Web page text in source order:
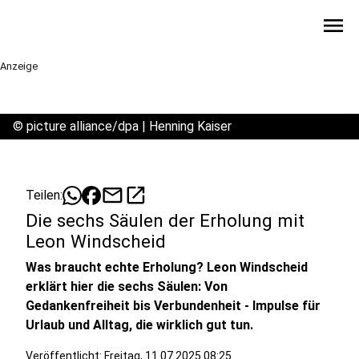
menu
Anzeige
© picture alliance/dpa | Henning Kaiser
Teilen: mailopen_in_new
Die sechs Säulen der Erholung mit
Leon Windscheid
Was braucht echte Erholung? Leon Windscheid
erklärt hier die sechs Säulen: Von
Gedankenfreiheit bis Verbundenheit - Impulse für
Urlaub und Alltag, die wirklich gut tun.
Veröffentlicht: Freitag, 11.07.2025 08:25